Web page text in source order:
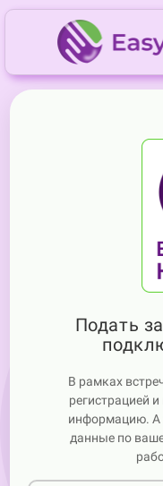
Алании,
Подать
В рамках
регистрацией
информацию. А
данные по